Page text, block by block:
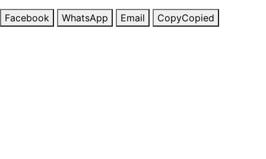
Facebook WhatsApp Email CopyCopied